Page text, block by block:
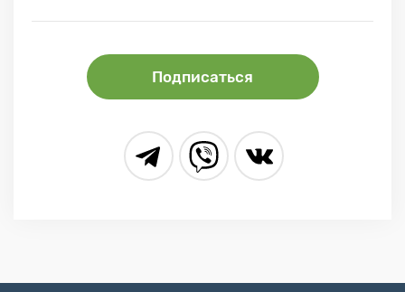
Подписаться